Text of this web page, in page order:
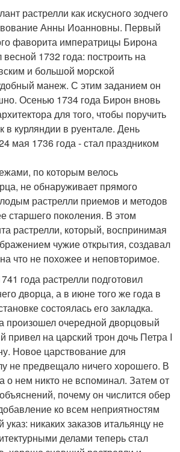
растрелли как искусного зодчего
Анны Иоанновны. Первый
фаворита императрицы Бирона
1732 года: построить на
и большой морской
манеж. С этим заданием он
Осенью 1734 года Бирон вновь
для того, чтобы поручить
в курляндии в руентале. День
мая 1736 года - стал праздником
по которым велось
не обнаруживает прямого
растрелли приемов и методов
старшего поколения. В этом
растрелли, который, воспринимая
чужие открытия, создавал
что не похожее и неповторимое.
года растрелли подготовил
дворца, а в июне того же года в
состоялась его закладка.
произошел очередной дворцовый
привел на царский трон дочь Петра I
Новое царствование для
не предвещало ничего хорошего. В
о нем никто не вспоминал. Затем от
почему он числится обер
ко всем неприятностям
никаких заказов итальянцу не
делами теперь стал